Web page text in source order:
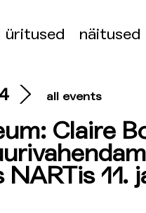
üritused näitused
all events
Claire
11.